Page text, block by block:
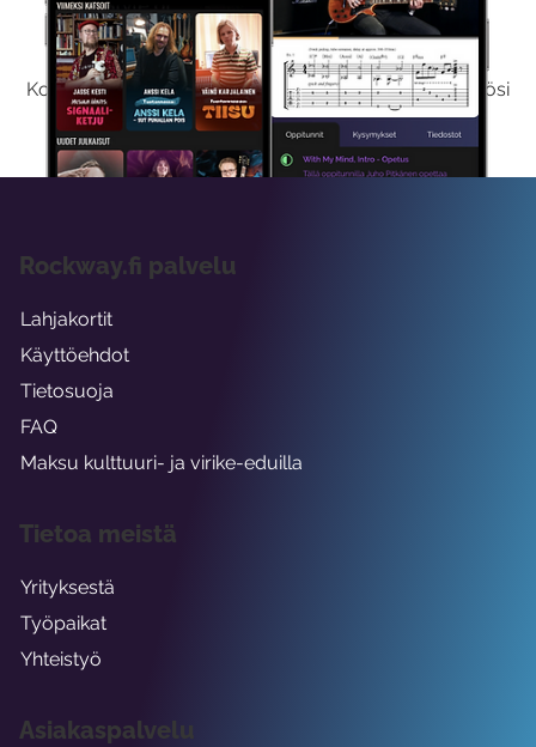
Kokeile Ilmaiseksi
Kokeilemalla ilmaiseksi saat koko sisältömme käyttöösi
viikon ajaksi.
Asiakaspalvelu
Rockway.fi palvelu
Lahjakortit
Käyttöehdot
Tietosuoja
FAQ
Maksu kulttuuri- ja virike-eduilla
Tietoa meistä
Yrityksestä
Työpaikat
Yhteistyö